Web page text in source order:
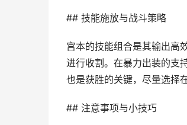
## 技能施放与战斗策略
宫本的技能组合是其输出高
进行收割。在暴力出装的支
也是获胜的关键，尽量选择
## 注意事项与小技巧